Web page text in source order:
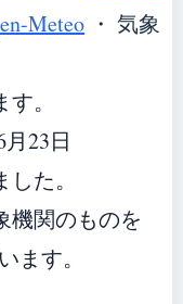
Meteo ・ 気象
。
23日
た。
機関のものを
ます。